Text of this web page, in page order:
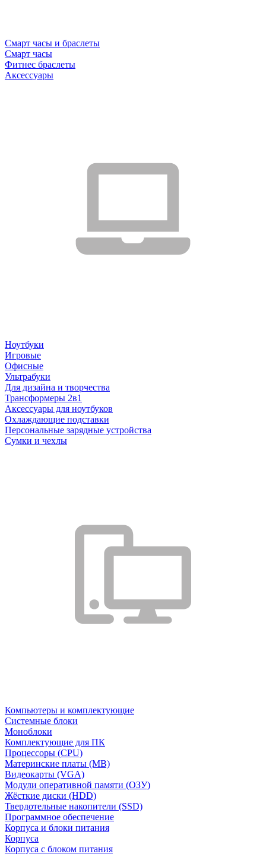
Смарт часы и браслеты
Смарт часы
Фитнес браслеты
Аксессуары
Ноутбуки
Игровые
Офисные
Ультрабуки
Для дизайна и творчества
Трансформеры 2в1
Аксессуары для ноутбуков
Охлаждающие подставки
Персональные зарядные устройства
Сумки и чехлы
Компьютеры и комплектующие
Системные блоки
Моноблоки
Комплектующие для ПК
Процессоры (CPU)
Материнские платы (MB)
Видеокарты (VGA)
Модули оперативной памяти (ОЗУ)
Жёсткие диски (HDD)
Твердотельные накопители (SSD)
Программное обеспечение
Корпуса и блоки питания
Корпуса
Корпуса с блоком питания